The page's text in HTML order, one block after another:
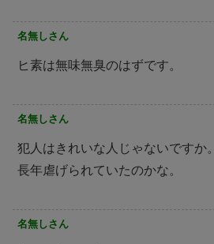
名無しさん
ヒ素は無味無臭のはずです。
名無しさん
犯人はきれいな人じゃないですか。
長年虐げられていたのかな。
名無しさん